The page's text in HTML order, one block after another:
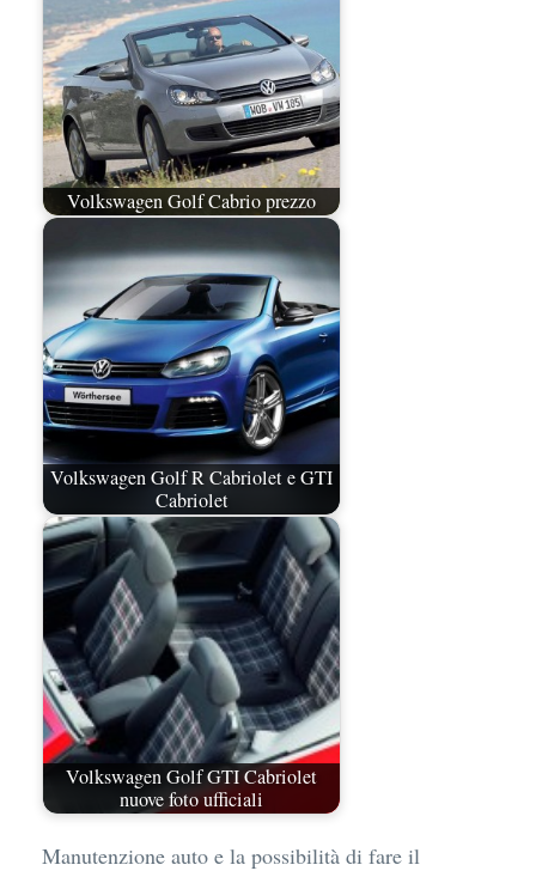
Volkswagen Golf Cabrio prezzo
Volkswagen Golf R Cabriolet e GTI
Cabriolet
Volkswagen Golf GTI Cabriolet
nuove foto ufficiali
Manutenzione auto e la possibilità di fare il